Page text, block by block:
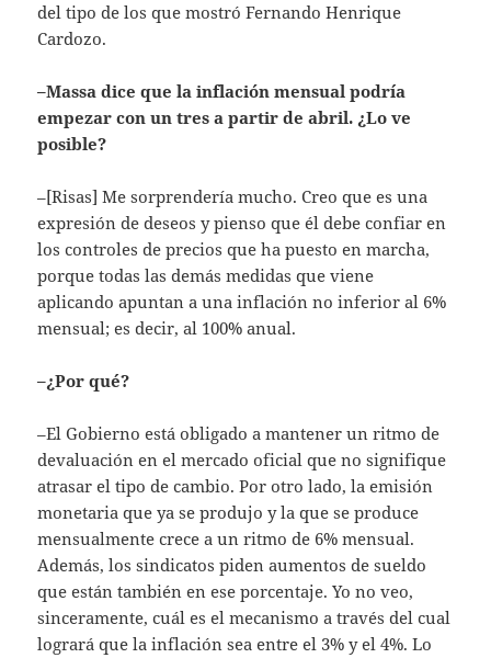
del tipo de los que mostró Fernando Henrique
Cardozo.
–Massa dice que la inflación mensual podría
empezar con un tres a partir de abril. ¿Lo ve
posible?
–[Risas] Me sorprendería mucho. Creo que es una
expresión de deseos y pienso que él debe confiar en
los controles de precios que ha puesto en marcha,
porque todas las demás medidas que viene
aplicando apuntan a una inflación no inferior al 6%
mensual; es decir, al 100% anual.
–¿Por qué?
–El Gobierno está obligado a mantener un ritmo de
devaluación en el mercado oficial que no signifique
atrasar el tipo de cambio. Por otro lado, la emisión
monetaria que ya se produjo y la que se produce
mensualmente crece a un ritmo de 6% mensual.
Además, los sindicatos piden aumentos de sueldo
que están también en ese porcentaje. Yo no veo,
sinceramente, cuál es el mecanismo a través del cual
logrará que la inflación sea entre el 3% y el 4%. Lo